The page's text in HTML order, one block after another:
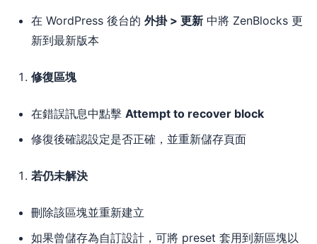
在 WordPress 後台的 外掛 > 更新 中將 ZenBlocks 更
新到最新版本
修復區塊
在錯誤訊息中點擊 Attempt to recover block
修復後確認設定是否正確，並重新儲存頁面
若仍未解決
刪除該區塊並重新建立
如果曾儲存為自訂設計，可將 preset 套用到新區塊以